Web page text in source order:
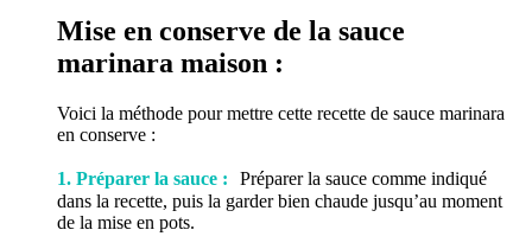
Mise en conserve de la sauce
marinara maison :
Voici la méthode pour mettre cette recette de sauce marinara
en conserve :
1. Préparer la sauce : Préparer la sauce comme indiqué
dans la recette, puis la garder bien chaude jusqu’au moment
de la mise en pots.